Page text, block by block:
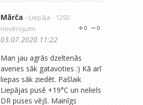
Mārča - Liepāja - 1292
novērojumi
0
0
03.07.2020 11:22
Man jau agrās dzeltenās
avenes sāk gatavoties :) Kā arī
liepas sāk ziedēt. Pašlaik
Liepājas pusē +19°C un neliels
DR puses vējš. Mainīgs